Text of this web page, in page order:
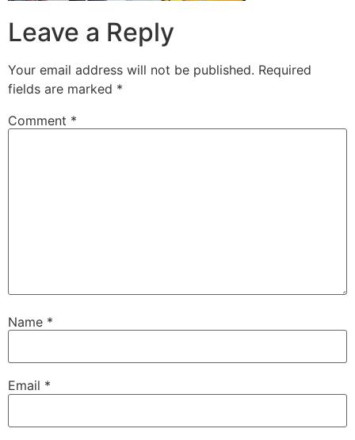
Leave a Reply
Your email address will not be published. Required
fields are marked *
Comment *
Name *
Email *